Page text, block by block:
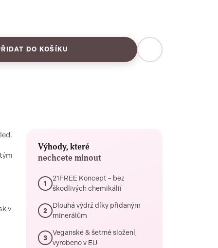
DO KOŠÍKU
v
Výhody, které
nechcete minout
1
21FREE Koncept – bez
škodlivých chemikálií
2
Dlouhá výdrž díky přidaným
minerálům
3
Veganské & šetrné složení,
vyrobeno v EU